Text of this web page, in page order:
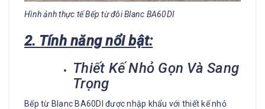
Hình ảnh thực tế Bếp từ đôi Blanc BA60DI
2. Tính năng nổi bật:
Thiết Kế Nhỏ Gọn Và Sang
Trọng
Bếp từ Blanc BA60DI được nhập khẩu với thiết kế nhỏ